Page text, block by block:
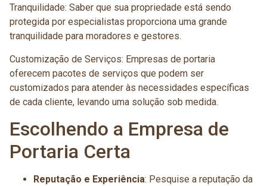
Tranquilidade: Saber que sua propriedade está sendo
protegida por especialistas proporciona uma grande
tranquilidade para moradores e gestores.
Customização de Serviços: Empresas de portaria
oferecem pacotes de serviços que podem ser
customizados para atender às necessidades específicas
de cada cliente, levando uma solução sob medida.
Escolhendo a Empresa de
Portaria Certa
Reputação e Experiência: Pesquise a reputação da